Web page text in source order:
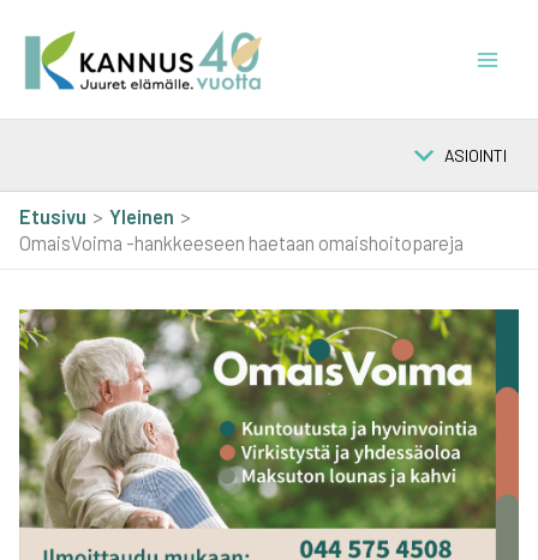
sisältöön
ASIOINTI
Etusivu
Yleinen
OmaisVoima -hankkeeseen haetaan omaishoitopareja